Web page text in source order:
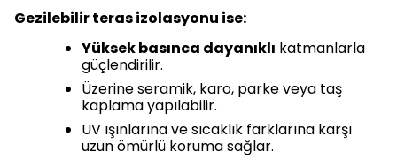
Gezilebilir teras izolasyonu ise:
Yüksek basınca dayanıklı katmanlarla
güçlendirilir.
Üzerine seramik, karo, parke veya taş
kaplama yapılabilir.
UV ışınlarına ve sıcaklık farklarına karşı
uzun ömürlü koruma sağlar.